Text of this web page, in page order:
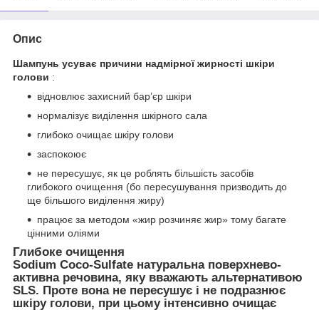
Опис
Шампунь усуває причини надмірної жирності шкіри
голови :
відновлює захисний бар’єр шкіри
нормалізує виділення шкірного сала
глибоко очищає шкіру голови
заспокоює
не пересушує, як це роблять більшість засобів
глибокого очищення (бо пересушування призводить до
ще більшого виділення жиру)
працює за методом «жир розчиняє жир» тому багате
цінними оліями
Глибоке очищення
Sodium Coco-Sulfate натуральна поверхнево-
активна речовина, яку вважають альтернативою
SLS. Проте вона не пересушує і не подразнює
шкіру голови, при цьому інтенсивно очищає